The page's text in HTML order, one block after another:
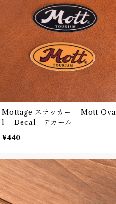
Mottage ステッカー 「Mott Ova
l」 Decal デカール
¥440